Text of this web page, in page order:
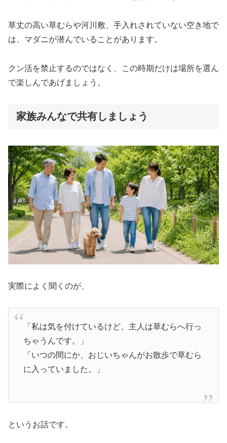
草丈の高い草むらや河川敷、手入れされていない空き地で
は、マダニが潜んでいることがあります。
クン活を禁止するのではなく、この時期だけは場所を選ん
で楽しんであげましょう。
家族みんなで共有しましょう
実際によく聞くのが、
「私は気を付けているけど、主人は草むらへ行っ
ちゃうんです。」
「いつの間にか、おじいちゃんがお散歩で草むら
に入っていました。」
というお話です。